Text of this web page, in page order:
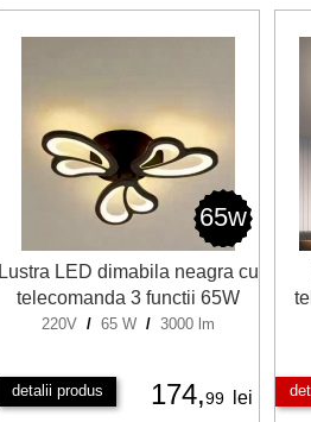
65w
Lustra LED dimabila neagra cu
telecomanda 3 functii 65W
220V / 65 W / 3000 lm
detalii produs 174,99 lei